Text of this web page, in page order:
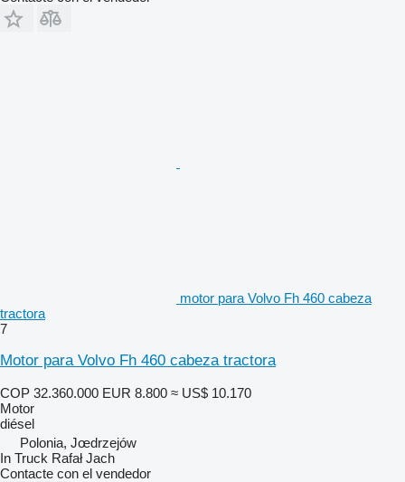
motor para Volvo Fh 460 cabeza
tractora
7
Motor para Volvo Fh 460 cabeza tractora
COP 32.360.000 EUR 8.800 ≈ US$ 10.170
Motor
diésel
Polonia, Jœdrzejów
In Truck Rafał Jach
Contacte con el vendedor